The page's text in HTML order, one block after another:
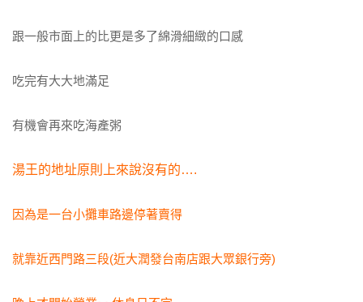
跟一般市面上的比更是多了綿滑細緻的口感
吃完有大大地滿足
有機會再來吃海產粥
湯王的地址原則上來說沒有的….
因為是一台小攤車路邊停著賣得
就靠近西門路三段(近大潤發台南店跟大眾銀行旁)